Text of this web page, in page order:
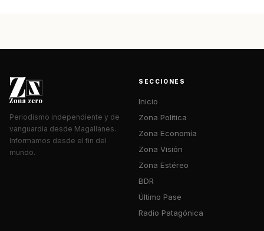
Periodismo independiente y de
vanguardia desde Magallanes.
Informamos desde el fin del
mundo.
SECCIONES
Inicio
Zona Política
Zona Economía
Zona Visión
Zona Estéreo
BDR
Último Pase
Radio Patagónica